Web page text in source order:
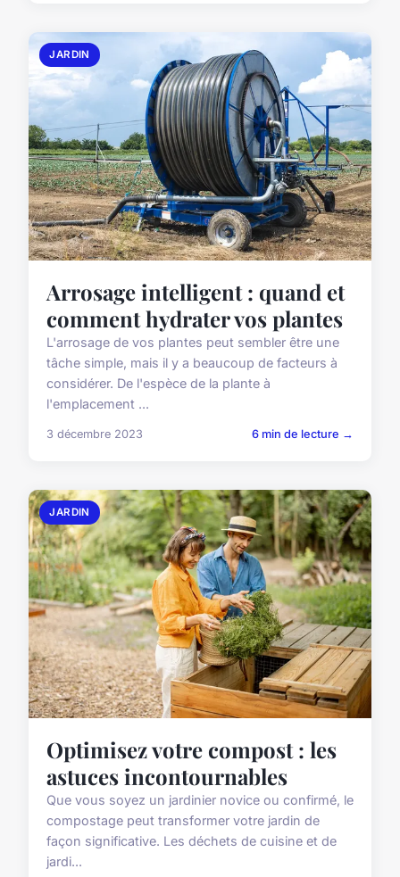
JARDIN
Arrosage intelligent : quand et
comment hydrater vos plantes
L'arrosage de vos plantes peut sembler être une
tâche simple, mais il y a beaucoup de facteurs à
considérer. De l'espèce de la plante à
l'emplacement ...
3 décembre 2023 6 min de lecture →
JARDIN
Optimisez votre compost : les
astuces incontournables
Que vous soyez un jardinier novice ou confirmé, le
compostage peut transformer votre jardin de
façon significative. Les déchets de cuisine et de
jardi...